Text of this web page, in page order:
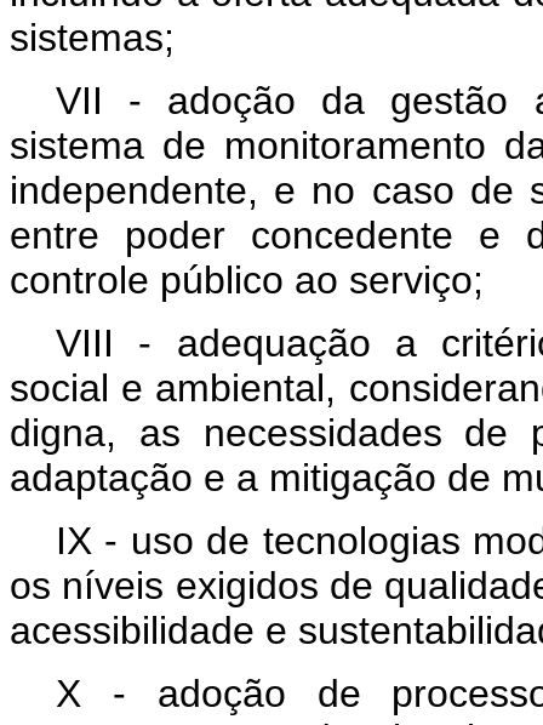
sistemas;
VII - adoção da gestão
sistema de monitoramento
independente, e no caso de
entre poder concedente e
controle público ao serviço;
VIII - adequação a
social e ambiental,
digna, as necessidades de
adaptação e a mitigação de
IX - uso de tecnologias
os níveis exigidos de
acessibilidade e
X - adoção de